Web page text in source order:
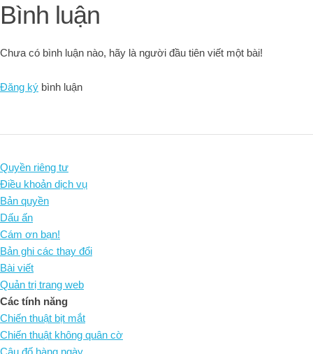
Bình luận
Chưa có bình luận nào, hãy là người đầu tiên viết một bài!
Đăng ký bình luận
Quyền riêng tư
Điều khoản dịch vụ
Bản quyền
Dấu ấn
Cám ơn bạn!
Bản ghi các thay đổi
Bài viết
Quản trị trang web
Các tính năng
Chiến thuật bịt mắt
Chiến thuật không quân cờ
Câu đố hàng ngày